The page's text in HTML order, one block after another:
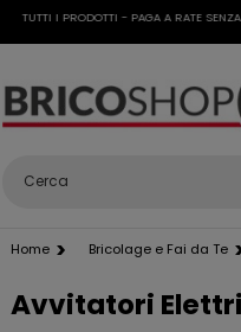
I PRODOTTI - PAGA A RATE SENZA
Home Bricolage e Fai da Te
Avvitatori